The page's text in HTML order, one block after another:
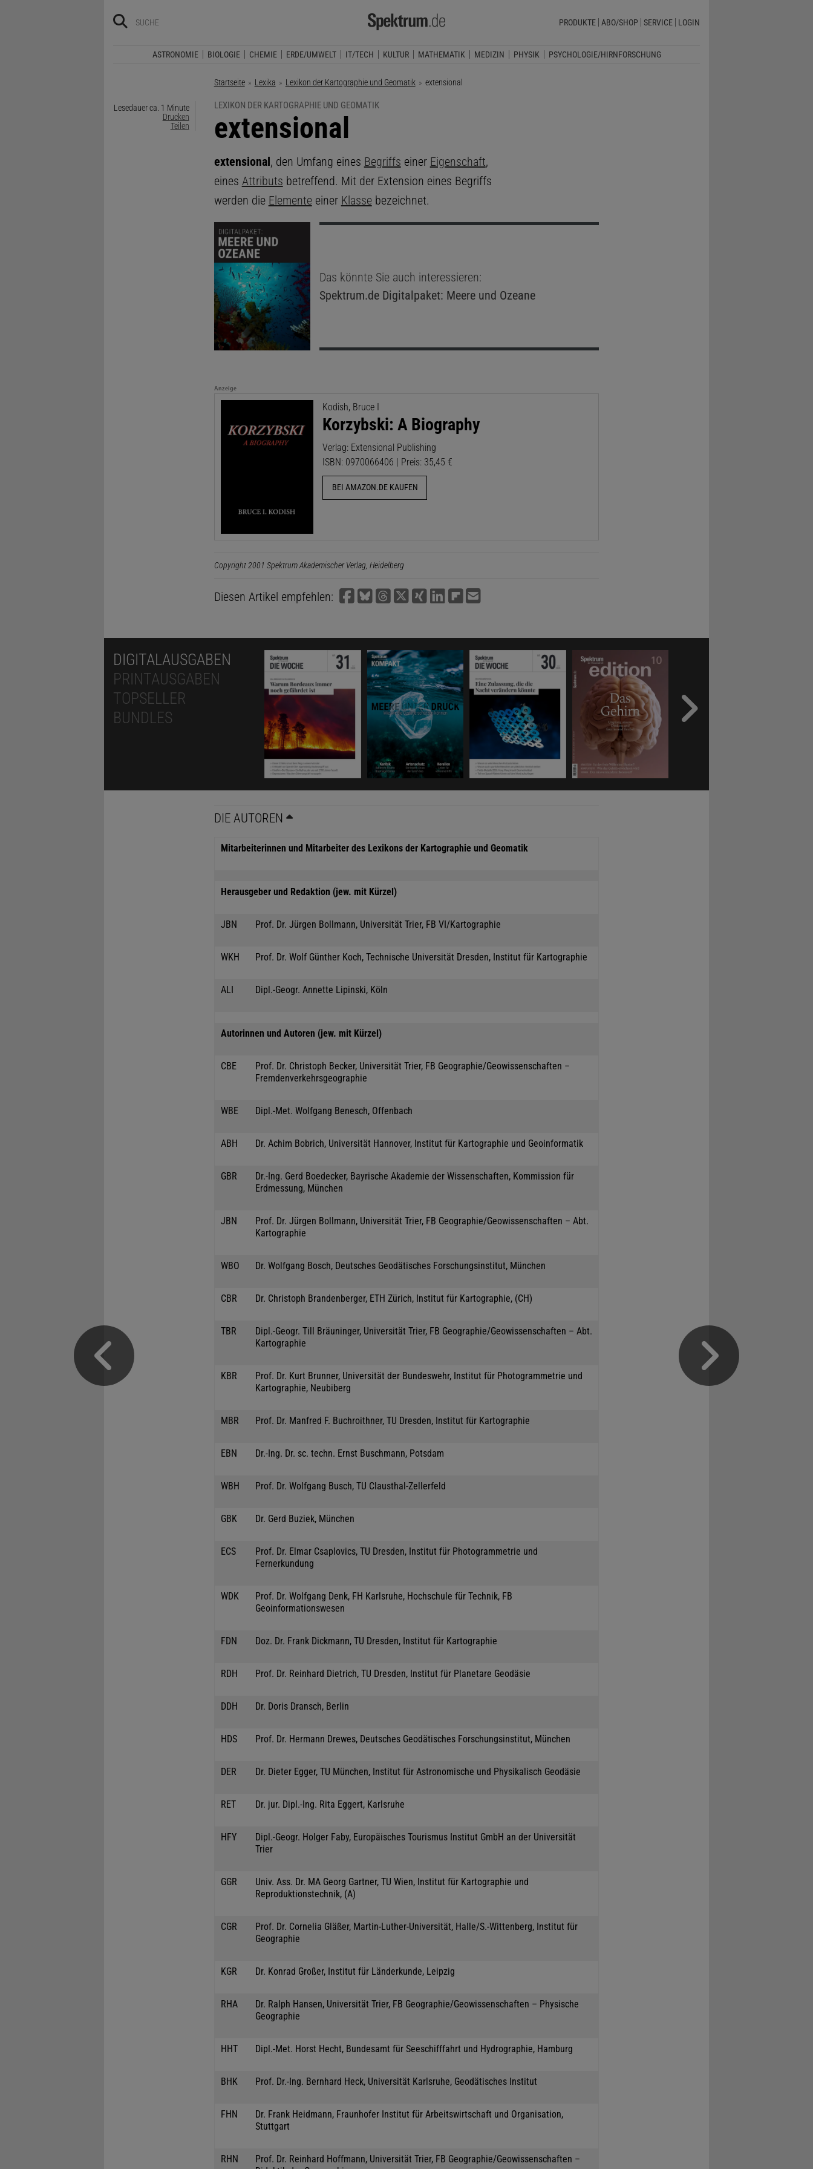
PRODUKTE ABO/SHOP SERVICE LOGIN
ASTRONOMIE BIOLOGIE CHEMIE ERDE/UMWELT IT/TECH KULTUR MATHEMATIK MEDIZIN PHYSIK PSYCHOLOGIE/HIRNFORSCHUNG
Startseite Lexika Lexikon der Kartographie und Geomatik Aktuelle Seite:
extensional
Lesedauer ca. 1 Minute
Drucken
Teilen
LEXIKON DER KARTOGRAPHIE UND GEOMATIK
:
extensional
extensional, den Umfang eines Begriffs einer Eigenschaft,
eines Attributs betreffend. Mit der Extension eines Begriffs
werden die Elementeeiner Klassebezeichnet.
Das könnte Sie auch interessieren:
Spektrum.deDigitalpaket: Meere und Ozeane
Anzeige
Kodish, Bruce I
Korzybski: A Biography
Verlag: Extensional Publishing
ISBN: 0970066406 | Preis: 35,45 €
BEI AMAZON.DE KAUFEN
Copyright 2001 Spektrum Akademischer Verlag, Heidelberg
Diesen Artikel empfehlen:
DIGITALAUSGABEN
PRINTAUSGABEN
TOPSELLER
BUNDLES
DIE AUTOREN
Mitarbeiterinnen und Mitarbeiter des Lexikons der Kartographie und Geomatik
Herausgeber und Redaktion (jew. mit Kürzel)
JBN Prof. Dr. Jürgen Bollmann, Universität Trier, FB VI/Kartographie
WKH Prof. Dr. Wolf Günther Koch, Technische Universität Dresden, Institut für Kartographie
ALI Dipl.-Geogr. Annette Lipinski, Köln
Autorinnen und Autoren (jew. mit Kürzel)
CBE
Prof. Dr. Christoph Becker, Universität Trier, FB Geographie/Geowissenschaften –
Fremdenverkehrsgeographie
WBE Dipl.-Met. Wolfgang Benesch, Offenbach
ABH Dr. Achim Bobrich, Universität Hannover, Institut für Kartographie und Geoinformatik
GBR
Dr.-Ing. Gerd Boedecker, Bayrische Akademie der Wissenschaften, Kommission für
Erdmessung, München
JBN
Prof. Dr. Jürgen Bollmann, Universität Trier, FB Geographie/Geowissenschaften – Abt.
Kartographie
WBO Dr. Wolfgang Bosch, Deutsches Geodätisches Forschungsinstitut, München
CBR Dr. Christoph Brandenberger, ETH Zürich, Institut für Kartographie, (CH)
TBR
Dipl.-Geogr. Till Bräuninger, Universität Trier, FB Geographie/Geowissenschaften – Abt.
Kartographie
KBR
Prof. Dr. Kurt Brunner, Universität der Bundeswehr, Institut für Photogrammetrie und
Kartographie, Neubiberg
MBR Prof. Dr. Manfred F. Buchroithner, TU Dresden, Institut für Kartographie
EBN Dr.-Ing. Dr. sc. techn. Ernst Buschmann, Potsdam
WBH Prof. Dr. Wolfgang Busch, TU Clausthal-Zellerfeld
GBK Dr. Gerd Buziek, München
ECS
Prof. Dr. Elmar Csaplovics, TU Dresden, Institut für Photogrammetrie und
Fernerkundung
WDK
Prof. Dr. Wolfgang Denk, FH Karlsruhe, Hochschule für Technik, FB
Geoinformationswesen
FDN Doz. Dr. Frank Dickmann, TU Dresden, Institut für Kartographie
RDH Prof. Dr. Reinhard Dietrich, TU Dresden, Institut für Planetare Geodäsie
DDH Dr. Doris Dransch, Berlin
HDS Prof. Dr. Hermann Drewes, Deutsches Geodätisches Forschungsinstitut, München
DER Dr. Dieter Egger, TU München, Institut für Astronomische und Physikalisch Geodäsie
RET Dr. jur. Dipl.-Ing. Rita Eggert, Karlsruhe
HFY
Dipl.-Geogr. Holger Faby, Europäisches Tourismus Institut GmbH an der Universität
Trier
GGR
Univ. Ass. Dr. MA Georg Gartner, TU Wien, Institut für Kartographie und
Reproduktionstechnik, (A)
CGR
Prof. Dr. Cornelia Gläßer, Martin-Luther-Universität, Halle/S.-Wittenberg, Institut für
Geographie
KGR Dr. Konrad Großer, Institut für Länderkunde, Leipzig
RHA
Dr. Ralph Hansen, Universität Trier, FB Geographie/Geowissenschaften – Physische
Geographie
HHT Dipl.-Met. Horst Hecht, Bundesamt für Seeschifffahrt und Hydrographie, Hamburg
BHK Prof. Dr.-Ing. Bernhard Heck, Universität Karlsruhe, Geodätisches Institut
FHN
Dr. Frank Heidmann, Fraunhofer Institut für Arbeitswirtschaft und Organisation,
Stuttgart
RHN
Prof. Dr. Reinhard Hoffmann, Universität Trier, FB Geographie/Geowissenschaften –